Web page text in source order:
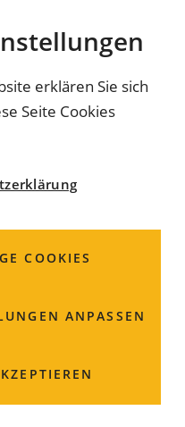
erklären Sie sich
Seite Cookies
COOKIES
ANPASSEN